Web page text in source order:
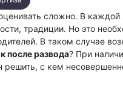
сложно. В каждой
традиции. Но это
В таком случае
после развода? При
решить, с кем